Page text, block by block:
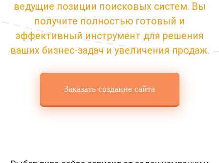
ведущие позиции поисковых систем. Вы
получите полностью готовый и
эффективный инструмент для решения
ваших бизнес-задач и увеличения продаж.
Заказать создание сайта